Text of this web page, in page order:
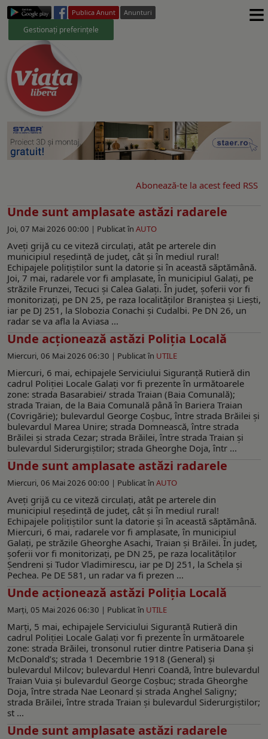
Publica Anunt Anunturi
Gestionați preferințele ≡
Abonează-te la acest feed RSS
Unde sunt amplasate astăzi radarele
Joi, 07 Mai 2026 00:00 | Publicat în AUTO
Aveţi grijă cu ce viteză circulaţi, atât pe arterele din
municipiul reşedinţă de judeţ, cât şi în mediul rural!
Echipajele poliţiştilor sunt la datorie și în această săptămână.
Joi, 7 mai, radarele vor fi amplasate, în municipiul Galați, pe
străzile Frunzei, Tecuci și Calea Galați. În județ, șoferii vor fi
monitorizați, pe DN 25, pe raza localităților Braniștea și Liești,
iar pe DJ 251, la Slobozia Conachi și Cudalbi. Pe DN 26, un
radar se va afla la Aviasa ...
Unde acționează astăzi Poliția Locală
Miercuri, 06 Mai 2026 06:30 | Publicat în UTILE
Miercuri, 6 mai, echipajele Serviciului Siguranță Rutieră din
cadrul Poliției Locale Galați vor fi prezente în următoarele
zone: strada Basarabiei/ strada Traian (Baia Comunală);
strada Traian, de la Baia Comunală până în Bariera Traian
(Covrigărie); bulevardul George Coșbuc, între strada Brăilei și
bulevardul Marea Unire; strada Domnească, între strada
Brăilei și strada Cezar; strada Brăilei, între strada Traian și
bulevardul Siderurgiștilor; strada Gheorghe Doja, într ...
Unde sunt amplasate astăzi radarele
Miercuri, 06 Mai 2026 00:00 | Publicat în AUTO
Aveţi grijă cu ce viteză circulaţi, atât pe arterele din
municipiul reşedinţă de judeţ, cât şi în mediul rural!
Echipajele poliţiştilor sunt la datorie și în această săptămână.
Miercuri, 6 mai, radarele vor fi amplasate, în municipiul
Galați, pe străzile Gheorghe Asachi, Traian și Brăilei. În județ,
șoferii vor fi monitorizați, pe DN 25, pe raza localităților
Șendreni și Tudor Vladimirescu, iar pe DJ 251, la Schela și
Pechea. Pe DE 581, un radar va fi prezen ...
Unde acționează astăzi Poliția Locală
Marți, 05 Mai 2026 06:30 | Publicat în UTILE
Marți, 5 mai, echipajele Serviciului Siguranță Rutieră din
cadrul Poliției Locale Galați vor fi prezente în următoarele
zone: strada Brăilei, tronsonul rutier dintre Patiseria Dana și
McDonald’s; strada 1 Decembrie 1918 (General) și
bulevardul Milcov; bulevardul Henri Coandă, între bulevardul
Traian Vuia și bulevardul George Coșbuc; strada Gheorghe
Doja, între strada Nae Leonard și strada Anghel Saligny;
strada Brăilei, între strada Traian și bulevardul Siderurgiștilor;
st ...
Unde sunt amplasate astăzi radarele